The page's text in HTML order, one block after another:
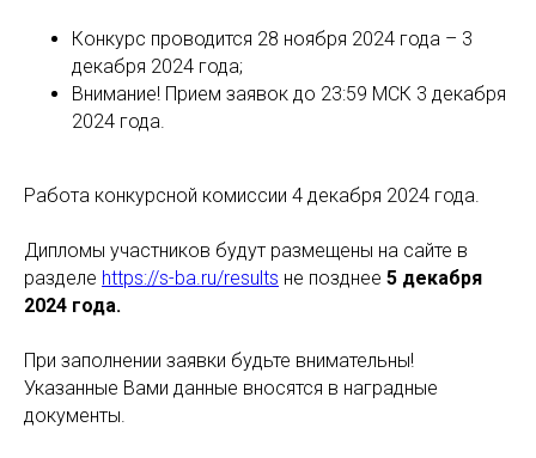
Конкурс проводится 28 ноября 2024 года – 3
декабря 2024 года;
Внимание! Прием заявок до 23:59 МСК 3 декабря
2024 года.
Работа конкурсной комиссии 4 декабря 2024 года.
Дипломы участников будут размещены на сайте в
разделе https://s-ba.ru/results не позднее 5 декабря
2024 года.
При заполнении заявки будьте внимательны!
Указанные Вами данные вносятся в наградные
документы.